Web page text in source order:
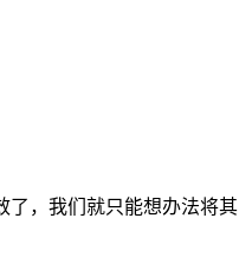
了，我们就只能想办法将其